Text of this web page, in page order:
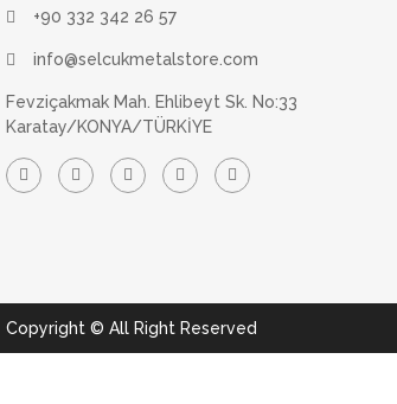
+90 332 342 26 57
info@selcukmetalstore.com
Fevziçakmak Mah. Ehlibeyt Sk. No:33
Karatay/KONYA/TÜRKİYE
Copyright © All Right Reserved